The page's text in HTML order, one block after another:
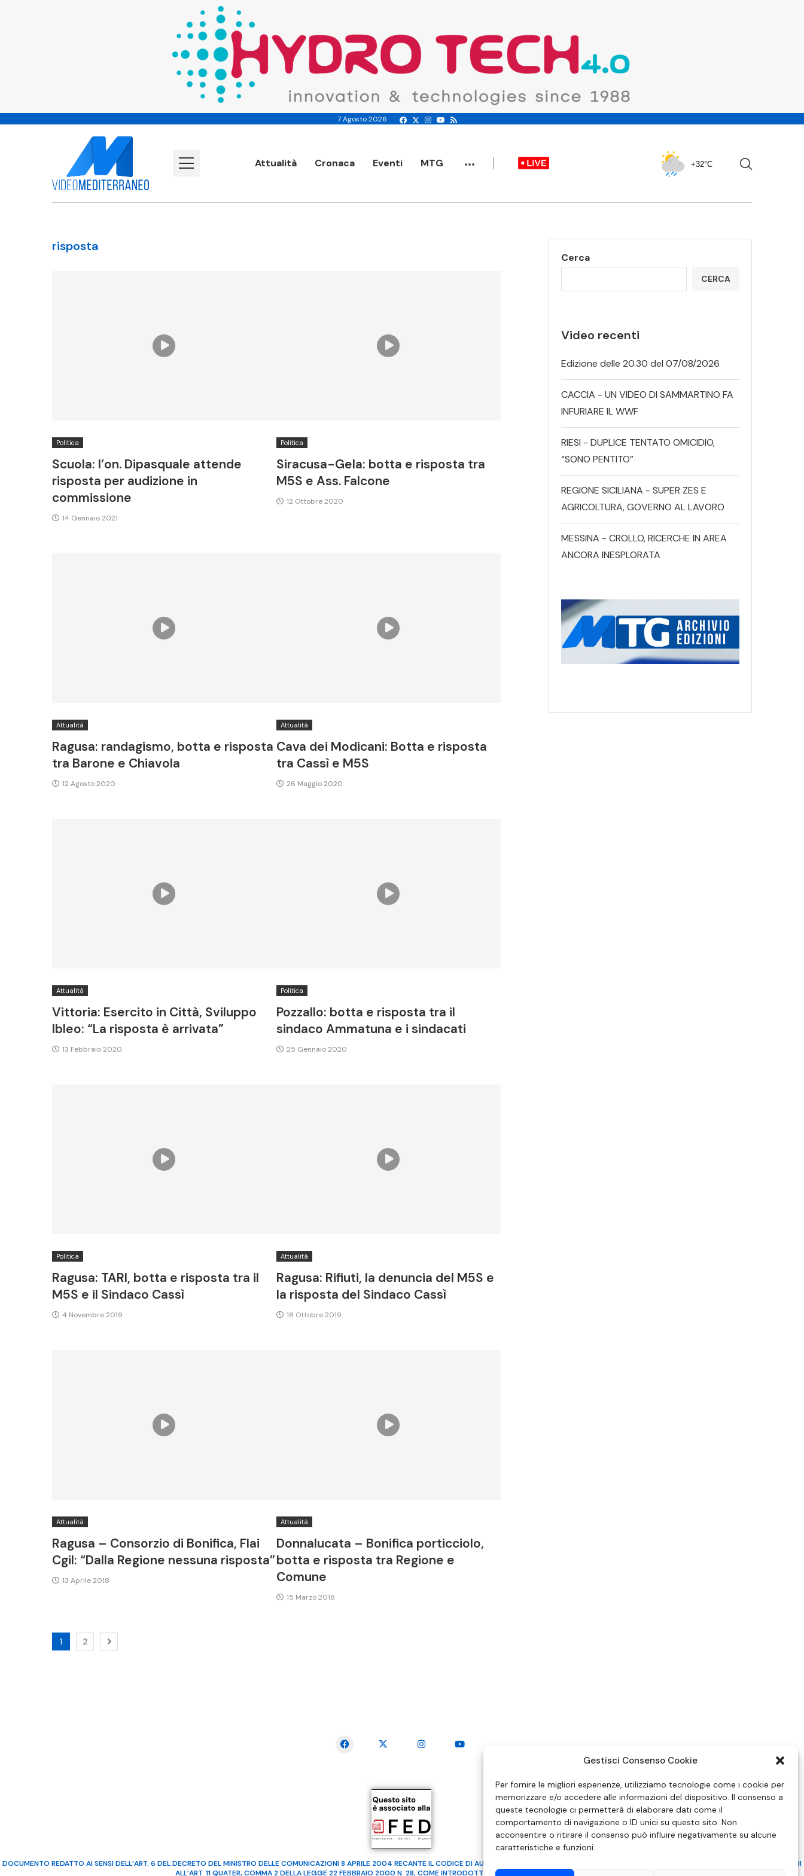
Gestisci Consenso Cookie
Per fornire le migliori esperienze, utilizziamo tecnologie come i cookie per
memorizzare e/o accedere alle informazioni del dispositivo. Il consenso a
queste tecnologie ci permetterà di elaborare dati come il
comportamento di navigazione o ID unici su questo sito. Non
acconsentire o ritirare il consenso può influire negativamente su alcune
caratteristiche e funzioni.
7 Agosto 2026
Attualità Cronaca Eventi MTG ... +32°C
risposta
Politica
Scuola: l’on. Dipasquale attende
risposta per audizione in
commissione
14 Gennaio 2021
Politica
Siracusa-Gela: botta e risposta tra
M5S e Ass. Falcone
12 Ottobre 2020
Attualità
Ragusa: randagismo, botta e risposta
tra Barone e Chiavola
12 Agosto 2020
Attualità
Cava dei Modicani: Botta e risposta
tra Cassì e M5S
26 Maggio 2020
Attualità
Vittoria: Esercito in Città, Sviluppo
Ibleo: “La risposta è arrivata”
13 Febbraio 2020
Politica
Pozzallo: botta e risposta tra il
sindaco Ammatuna e i sindacati
25 Gennaio 2020
Politica
Ragusa: TARI, botta e risposta tra il
M5S e il Sindaco Cassì
4 Novembre 2019
Attualità
Ragusa: Rifiuti, la denuncia del M5S e
la risposta del Sindaco Cassì
18 Ottobre 2019
Attualità
Ragusa – Consorzio di Bonifica, Flai
Cgil: “Dalla Regione nessuna risposta”
13 Aprile 2018
Attualità
Donnalucata – Bonifica porticciolo,
botta e risposta tra Regione e
Comune
15 Marzo 2018
1 2
Cerca
CERCA
Video recenti
Edizione delle 20.30 del 07/08/2026
CACCIA - UN VIDEO DI SAMMARTINO FA
INFURIARE IL WWF
RIESI - DUPLICE TENTATO OMICIDIO,
“SONO PENTITO”
REGIONE SICILIANA - SUPER ZES E
AGRICOLTURA, GOVERNO AL LAVORO
MESSINA - CROLLO, RICERCHE IN AREA
ANCORA INESPLORATA
DOCUMENTO REDATTO AI SENSI DELL’ART. 6 DEL DECRETO DEL MINISTRO DELLE COMUNICAZIONI 8 APRILE 2004 RECANTE IL CODICE DI AUTOREGOLAMENTAZIONE IN MATERIA DI ATTUAZIONE DEL PRINCIPIO DEL PLURALISMO, DI CUI
ALL’ART. 11 QUATER, COMMA 2 DELLA LEGGE 22 FEBBRAIO 2000 N. 28, COME INTRODOTTO DALLA LEGGE 6 NOVEMBRE 2003, N. 313